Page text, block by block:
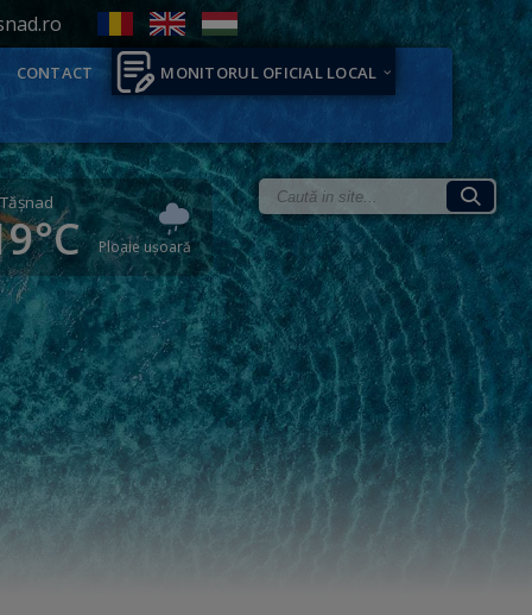
CONTACT MONITORUL OFICIAL LOCAL
Tăşnad
Ploaie ușoară